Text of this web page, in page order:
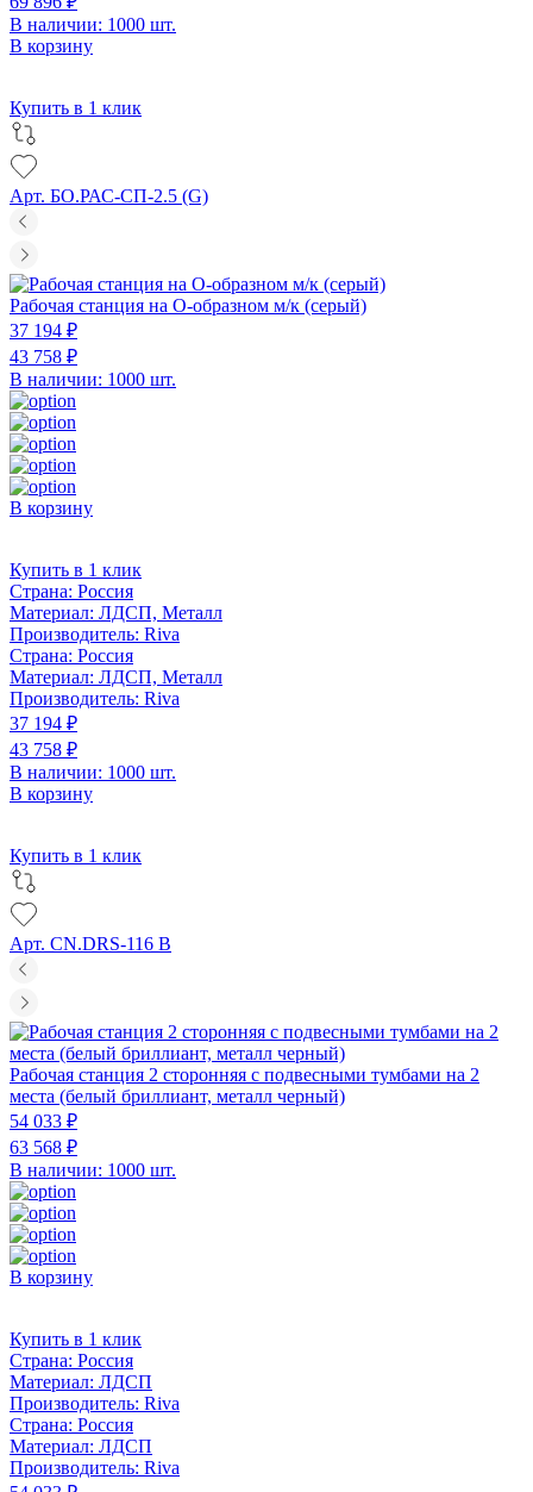
В наличии: 1000 шт.
В корзину
Купить в 1 клик
Арт. БО.РАС-СП-2.5 (G)
Рабочая станция на О-образном м/к (серый)
37 194 ₽
43 758 ₽
В наличии: 1000 шт.
В корзину
Купить в 1 клик
Страна: Россия
Материал: ЛДСП, Металл
Производитель: Riva
Страна: Россия
Материал: ЛДСП, Металл
Производитель: Riva
37 194 ₽
43 758 ₽
В наличии: 1000 шт.
В корзину
Купить в 1 клик
Арт. CN.DRS-116 B
Рабочая станция 2 сторонняя с подвесными тумбами на 2
места (белый бриллиант, металл черный)
54 033 ₽
63 568 ₽
В наличии: 1000 шт.
В корзину
Купить в 1 клик
Страна: Россия
Материал: ЛДСП
Производитель: Riva
Страна: Россия
Материал: ЛДСП
Производитель: Riva